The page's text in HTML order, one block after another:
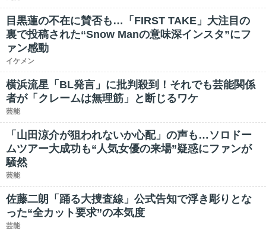
目黒蓮の不在に賛否も…「FIRST TAKE」大注目の
裏で投稿された“Snow Manの意味深インスタ”にフ
ァン感動
イケメン
横浜流星「BL発言」に批判殺到！それでも芸能関係
者が「クレームは無理筋」と断じるワケ
芸能
「山田涼介が狙われないか心配」の声も…ソロドー
ムツアー大成功も“人気女優の来場”疑惑にファンが
騒然
芸能
佐藤二朗「踊る大捜査線」公式告知で浮き彫りとな
った“全カット要求”の本気度
芸能